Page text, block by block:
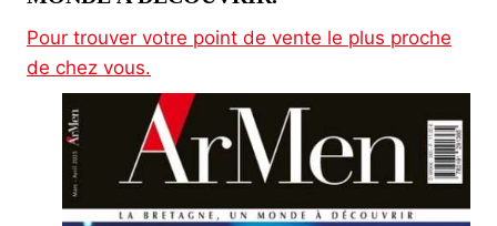
Pour trouver votre point de vente le plus proche
de chez vous.